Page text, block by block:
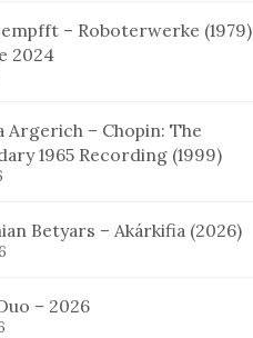
– Roboterwerke (1979)
2024
Argerich – Chopin: The
1965 Recording (1999)
Betyars – Akárkifia (2026)
– 2026